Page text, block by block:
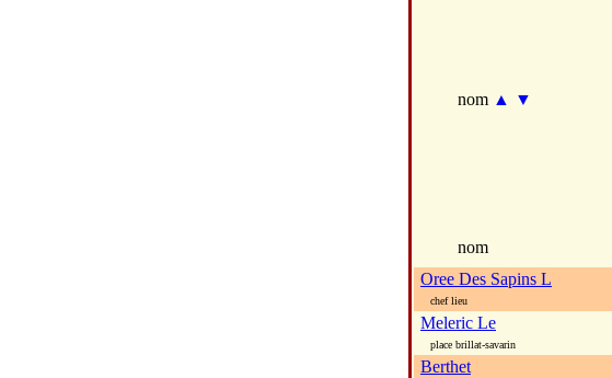
nom ▲ ▼
nom
Oree Des Sapins L
chef lieu
Meleric Le
place brillat-savarin
Berthet